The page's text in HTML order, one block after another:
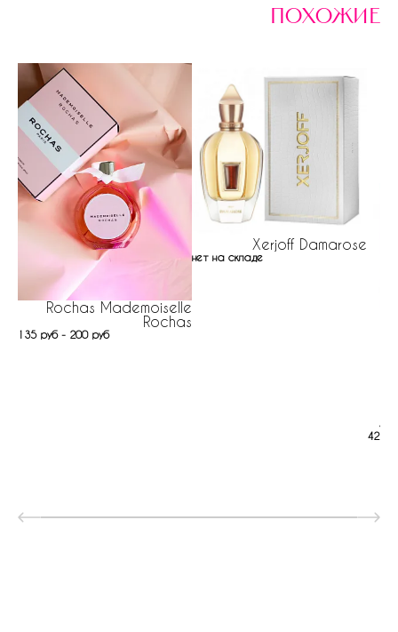
похожие
Rochas Mademoiselle
Rochas
135 руб - 200 руб
Xerjoff Damarose
нет на складе
42